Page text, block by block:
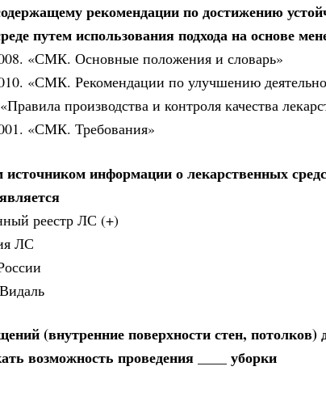
рекомендации по достижению
путем использования подхода на основе
«СМК. Основные положения и словарь»
«СМК. Рекомендации по улучшению
производства и контроля качества
«СМК. Требования»
информации о лекарственных
реестр ЛС (+)
ЛС
(внутренние поверхности стен,
возможность проведения ____ уборки